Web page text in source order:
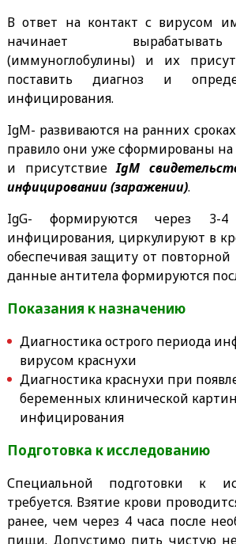
В ответ на контакт с вирусом
начинает
(иммуноглобулины) и их
поставить диагноз и
инфицирования.
IgM- развиваются на ранних
правило они уже сформированы на
и присутствиеIgM
инфицировании (заражении).
IgG- формируются через 3-
инфицирования, циркулируют в
обеспечивая защиту от
данные антитела формируются
Показания к назначению
Диагностика острого периода
вирусом краснухи
Диагностика краснухи при
беременных клинической
инфицирования
Подготовка к исследованию
Специальной подготовки к
требуется. Взятие крови
ранее, чем через 4 часа после
пищи. Допустимо пить чистую